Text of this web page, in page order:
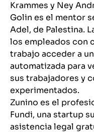
Krammes y Ney
Golin es el mentor
Adel, de Palestina.
los empleados con
trabajo acceder a
automatizada para
sus trabajadores y
experimentados.
Zunino es el
Fundi, una startup
asistencia legal